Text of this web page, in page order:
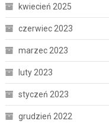
kwiecień 2025
czerwiec 2023
marzec 2023
luty 2023
styczeń 2023
grudzień 2022